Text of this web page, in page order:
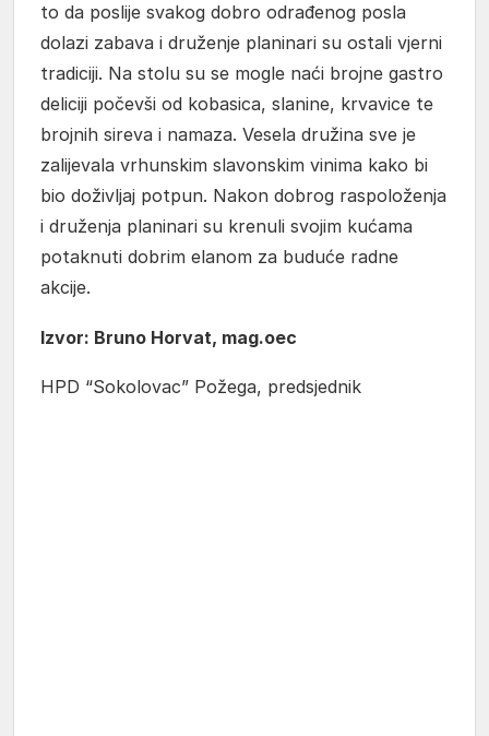
to da poslije svakog dobro odrađenog posla
dolazi zabava i druženje planinari su ostali vjerni
tradiciji. Na stolu su se mogle naći brojne gastro
deliciji počevši od kobasica, slanine, krvavice te
brojnih sireva i namaza. Vesela družina sve je
zalijevala vrhunskim slavonskim vinima kako bi
bio doživljaj potpun. Nakon dobrog raspoloženja
i druženja planinari su krenuli svojim kućama
potaknuti dobrim elanom za buduće radne
akcije.
Izvor: Bruno Horvat, mag.oec
HPD “Sokolovac” Požega, predsjednik